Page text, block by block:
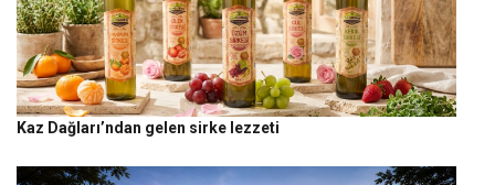
Kaz Dağları’ndan gelen sirke lezzeti